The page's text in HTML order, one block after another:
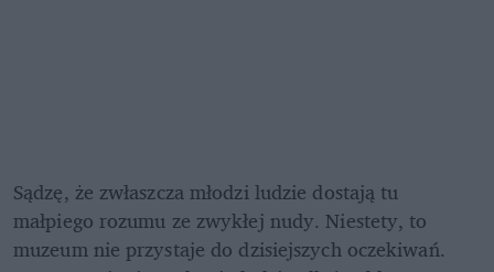
Sądzę, że zwłaszcza młodzi ludzie dostają tu
małpiego rozumu ze zwykłej nudy. Niestety, to
muzeum nie przystaje do dzisiejszych oczekiwań.